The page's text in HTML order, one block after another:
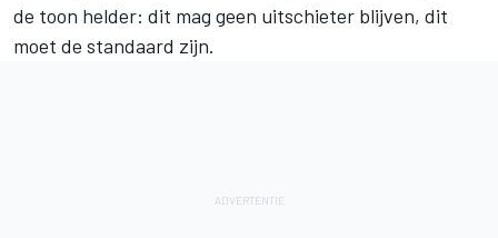
de toon helder: dit mag geen uitschieter blijven, dit
moet de standaard zijn.